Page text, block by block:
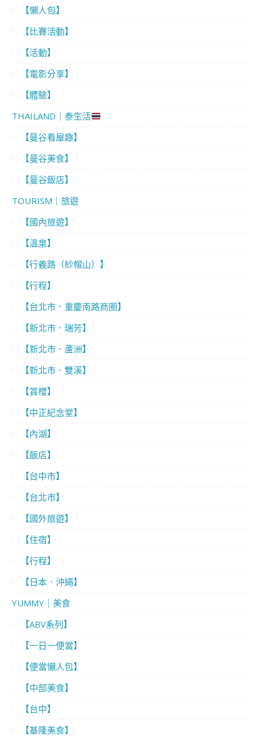
【懶人包】
【比賽活動】
【活動】
【電影分享】
【體驗】
THAILAND｜泰生活
【曼谷看屋趣】
【曼谷美食】
【曼谷飯店】
TOURISM｜旅遊
【國內旅遊】
【溫泉】
【行義路（紗帽山）】
【行程】
【台北市．重慶南路商圈】
【新北市．瑞芳】
【新北市．蘆洲】
【新北市．雙溪】
【賞櫻】
【中正紀念堂】
【內湖】
【飯店】
【台中市】
【台北市】
【國外旅遊】
【住宿】
【行程】
【日本．沖繩】
YUMMY｜美食
【ABV系列】
【一日一便當】
【便當懶人包】
【中部美食】
【台中】
【基隆美食】